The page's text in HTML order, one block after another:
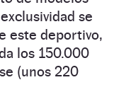
se
este deportivo,
los 150.000
(unos 220